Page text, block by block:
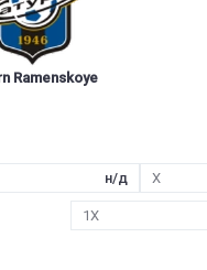
Ramenskoye
н/д X
1X